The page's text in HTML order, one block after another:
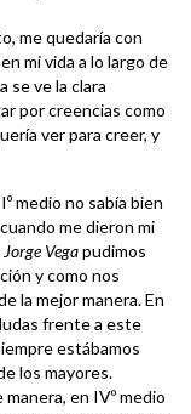
me quedaría con
mi vida a lo largo de
se ve la clara
por creencias como
ver para creer, y
medio no sabía bien
me dieron mi
Jorge Vegapudimos
y como nos
la mejor manera. En
frente a este
estábamos
los mayores.
en IVº medio